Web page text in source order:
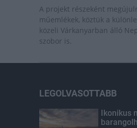
A projekt részeként
műemlékek, köztük a
közeli Várkanyarban álló
szobor is.
LEGOLVASOTTABB
Ikonikus